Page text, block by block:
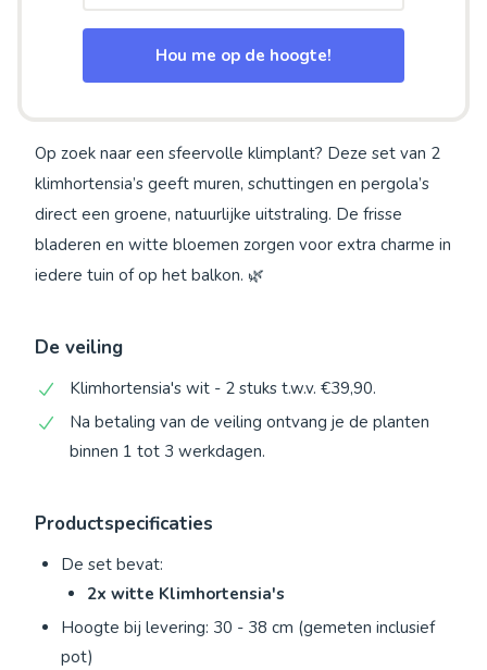
Hou me op de hoogte!
Op zoek naar een sfeervolle klimplant? Deze set van 2
klimhortensia’s geeft muren, schuttingen en pergola’s
direct een groene, natuurlijke uitstraling. De frisse
bladeren en witte bloemen zorgen voor extra charme in
iedere tuin of op het balkon. 🌿
De veiling
Klimhortensia's wit - 2 stuks t.w.v. €39,90.
Na betaling van de veiling ontvang je de planten
binnen 1 tot 3 werkdagen.
Productspecificaties
De set bevat:
2x witte Klimhortensia's
Hoogte bij levering: 30 - 38 cm (gemeten inclusief
pot)